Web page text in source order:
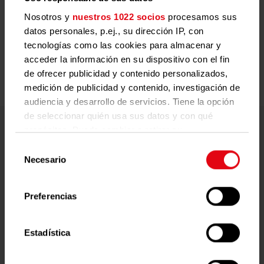
Nosotros y nuestros 1022 socios procesamos sus
datos personales, p.ej., su dirección IP, con
tecnologías como las cookies para almacenar y
acceder la información en su dispositivo con el fin
de ofrecer publicidad y contenido personalizados,
medición de publicidad y contenido, investigación de
audiencia y desarrollo de servicios. Tiene la opción
de seleccionar quién usa sus datos y con qué
propósitos. Puede cambiar o retirar su
Declaración de cookies o clicando en el Menú de
Si lo permite, también quisiéramos:
geográfica que puede tener una precisión de
Necesario
Preferencias
Estadística
Entra y consulta tus datos al momento.
El futuro digital ya esta aquí
disponible